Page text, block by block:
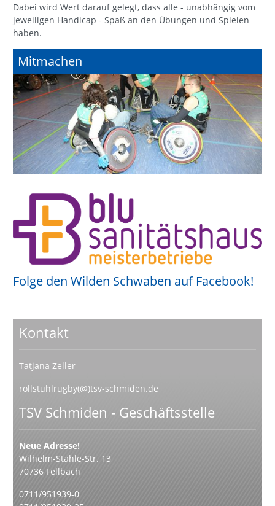
Dabei wird Wert darauf gelegt, dass alle - unabhängig vom
jeweiligen Handicap - Spaß an den Übungen und Spielen
haben.
Mitmachen
Folge den Wilden Schwaben auf Facebook!
Kontakt
Tatjana Zeller
rollstuhlrugby(@)tsv-schmiden.de
TSV Schmiden - Geschäftsstelle
Neue Adresse!
Wilhelm-Stähle-Str. 13
70736 Fellbach
0711/951939-0